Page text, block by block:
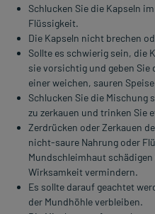
Schlucken Sie die Kapseln
Flüssigkeit.
Die Kapseln nicht brechen
Sollte es schwierig sein, die
sie vorsichtig und geben Sie
einer weichen, sauren
Schlucken Sie die Mischung
zu zerkauen und trinken Sie
Zerdrücken oder Zerkauen
nicht-saure Nahrung oder
Mundschleimhaut
Wirksamkeit vermindern.
Es sollte darauf geachtet
der Mundhöhle verbleiben.